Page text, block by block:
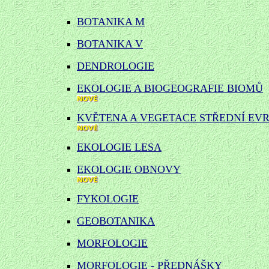
BOTANIKA M
BOTANIKA V
DENDROLOGIE
EKOLOGIE A BIOGEOGRAFIE BIOMŮ
KVĚTENA A VEGETACE STŘEDNÍ
EKOLOGIE LESA
EKOLOGIE OBNOVY
FYKOLOGIE
GEOBOTANIKA
MORFOLOGIE
MORFOLOGIE - PŘEDNÁŠKY